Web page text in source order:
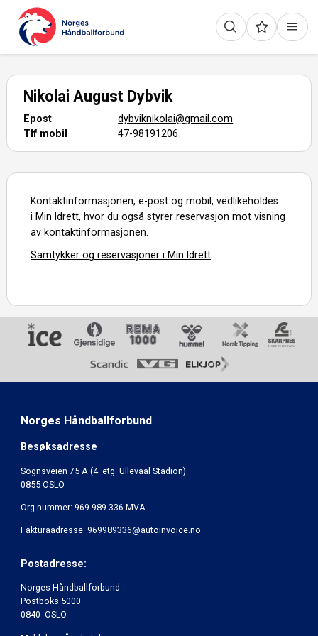
Nikolai August Dybvik
Epost
dybviknikolai@gmail.com
Tlf mobil
47-98191206
Kontaktinformasjonen, e-post og mobil, vedlikeholdes
i Min Idrett, hvor du også styrer reservasjon mot visning
av kontaktinformasjonen.
Samtykker og reservasjoner i Min Idrett
Norges Håndballforbund
Besøksadresse
Sognsveien 75 A (4. etg. Ullevaal Stadion)
0855 OSLO
Org.nummer: 969 989 336 MVA
Fakturaadresse: 969989336@autoinvoice.no
Postadresse:
Norges Håndballforbund
Postboks 5000
0840 OSLO